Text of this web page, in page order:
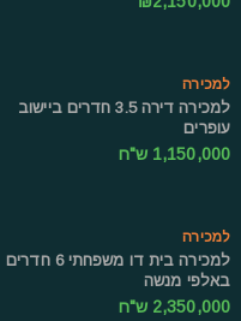
למכירה
למכירה דירה 3.5 חדרים ביישוב
עופרים
1,150,000 ש"ח
למכירה
למכירה בית דו משפחתי 6 חדרים
באלפי מנשה
2,350,000 ש"ח